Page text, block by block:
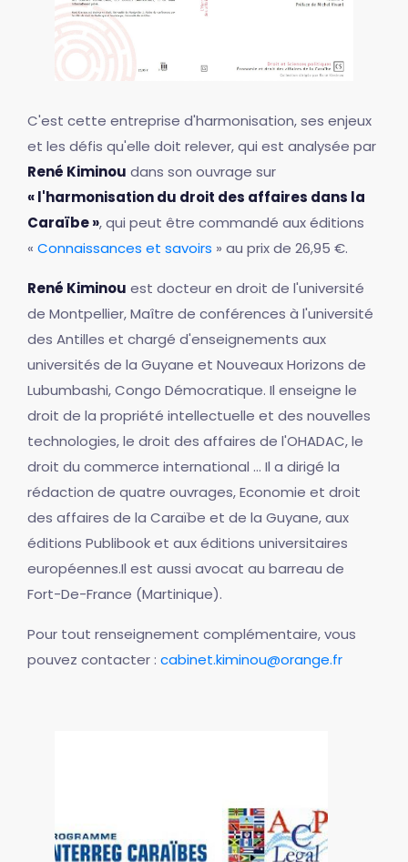
C'est cette entreprise d'harmonisation, ses enjeux
et les défis qu'elle doit relever, qui est analysée par
René Kiminou dans son ouvrage sur
« l'harmonisation du droit des affaires dans la
Caraïbe », qui peut être commandé aux éditions
« Connaissances et savoirs » au prix de 26,95 €.
René Kiminou est docteur en droit de l'université
de Montpellier, Maître de conférences à l'université
des Antilles et chargé d'enseignements aux
universités de la Guyane et Nouveaux Horizons de
Lubumbashi, Congo Démocratique. Il enseigne le
droit de la propriété intellectuelle et des nouvelles
technologies, le droit des affaires de l'OHADAC, le
droit du commerce international ... Il a dirigé la
rédaction de quatre ouvrages, Economie et droit
des affaires de la Caraïbe et de la Guyane, aux
éditions Publibook et aux éditions universitaires
européennes.Il est aussi avocat au barreau de
Fort-De-France (Martinique).
Pour tout renseignement complémentaire, vous
pouvez contacter : cabinet.kiminou@orange.fr